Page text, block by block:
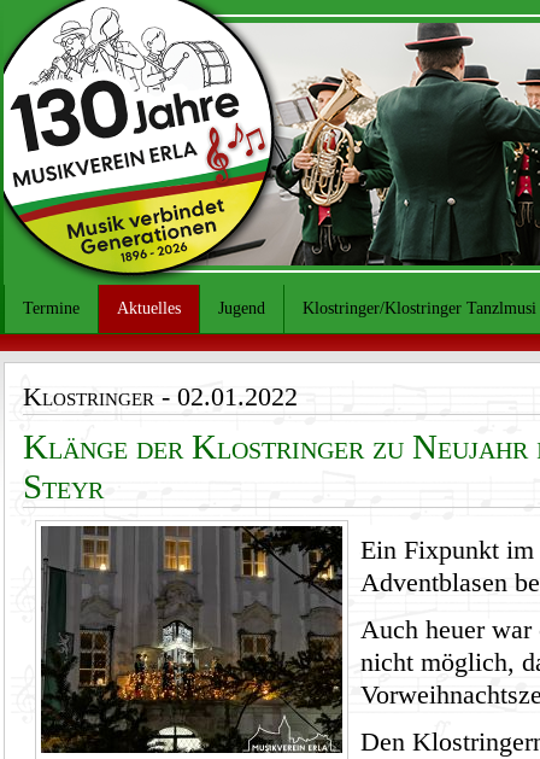
Termine Aktuelles Jugend Klostringer/Klostringer Tanzlmusi
Klostringer- 02.01.2022
Klänge der Klostringer zu
Steyr
Ein Fixpunkt im
Adventblasen
Auch heuer war
nicht möglich,
Den